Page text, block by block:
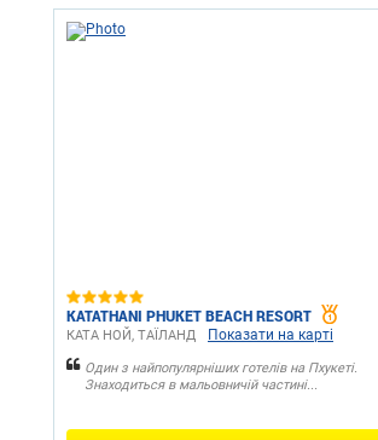
KATATHANI PHUKET BEACH RESORT
КАТА НОЙ, ТАЇЛАНД Показати на карті
Один з найпопулярніших готелів на Пхукеті.
Знаходиться в мальовничій частині...